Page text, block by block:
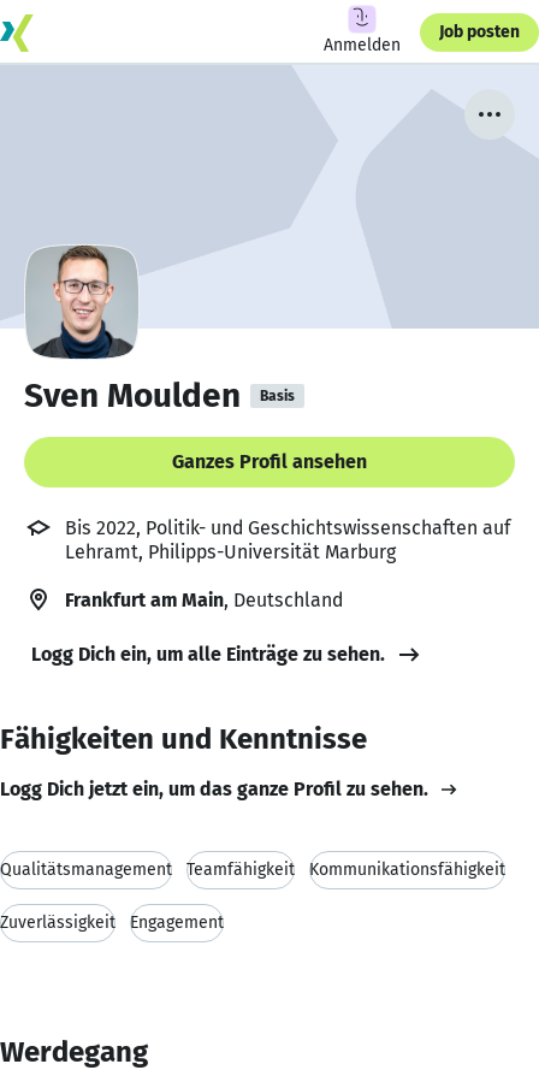
Anmelden
Job posten
Sven Moulden Basis
Ganzes Profil ansehen
Bis 2022, Politik- und Geschichtswissenschaften auf
Lehramt, Philipps-Universität Marburg
Frankfurt am Main, Deutschland
Logg Dich ein, um alle Einträge zu sehen.
Fähigkeiten und Kenntnisse
Logg Dich jetzt ein, um das ganze Profil zu sehen.
Qualitätsmanagement Teamfähigkeit Kommunikationsfähigkeit
Zuverlässigkeit Engagement
Werdegang